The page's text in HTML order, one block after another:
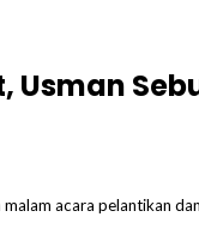
Usman
acara pelantikan